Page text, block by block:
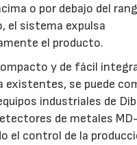
o por debajo del
el sistema expulsa
el producto.
y de fácil
existentes, se puede
industriales de
de metales
el control de la